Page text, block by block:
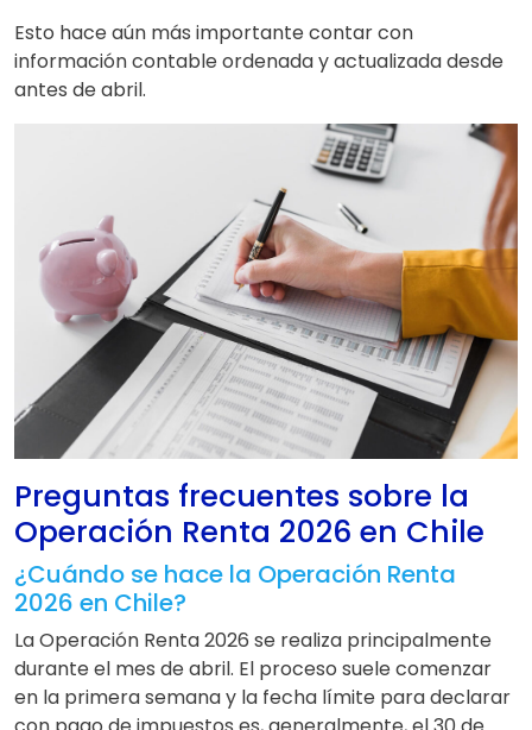
Esto hace aún más importante contar con
información contable ordenada y actualizada desde
antes de abril.
Preguntas frecuentes sobre la
Operación Renta 2026 en Chile
¿Cuándo se hace la Operación Renta
2026 en Chile?
La Operación Renta 2026 se realiza principalmente
durante el mes de abril. El proceso suele comenzar
en la primera semana y la fecha límite para declarar